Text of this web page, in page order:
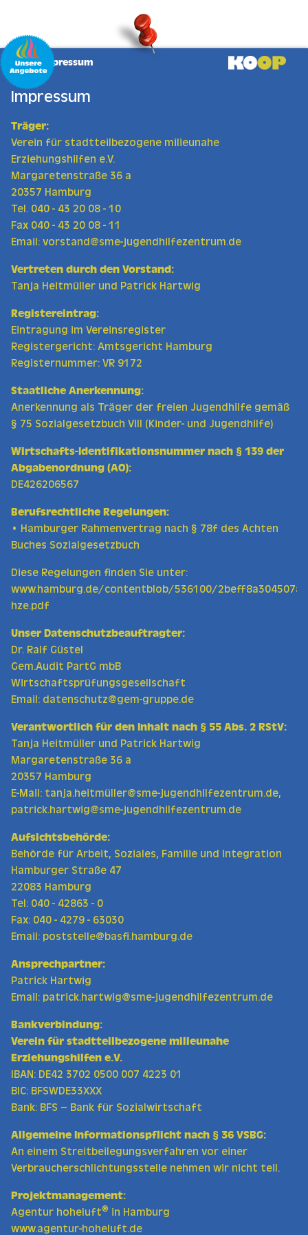
Zum Hauptinhalt springen
Impressum
Impressum
Träger:
Verein für stadtteilbezogene milieunahe
Erziehungshilfen e.V.
Margaretenstraße 36 a
20357 Hamburg
Tel. 040 - 43 20 08 - 10
Fax 040 - 43 20 08 - 11
Email: vorstand@sme-jugendhilfezentrum.de
Vertreten durch den Vorstand:
Tanja Heitmüller und Patrick Hartwig
Registereintrag:
Eintragung im Vereinsregister
Registergericht: Amtsgericht Hamburg
Registernummer: VR 9172
Staatliche Anerkennung:
Anerkennung als Träger der freien Jugendhilfe gemäß
§ 75 Sozialgesetzbuch VIII (Kinder- und Jugendhilfe)
Wirtschafts-Identifikationsnummer nach § 139 der
Abgabenordnung (AO):
DE426206567
Berufsrechtliche Regelungen:
• Hamburger Rahmenvertrag nach § 78f des Achten
Buches Sozialgesetzbuch
Diese Regelungen finden Sie unter:
www.hamburg.de/contentblob/536100/
hze.pdf
Unser Datenschutzbeauftragter:
Dr. Ralf Güstel
Gem.Audit PartG mbB
Wirtschaftsprüfungsgesellschaft
Email: datenschutz@gem-gruppe.de
Verantwortlich für den Inhalt nach § 55 Abs. 2 RStV:
Tanja Heitmüller und Patrick Hartwig
Margaretenstraße 36 a
20357 Hamburg
E-Mail: tanja.heitmüller@sme-jugendhilfezentrum.de,
patrick.hartwig@sme-jugendhilfezentrum.de
Aufsichtsbehörde:
Behörde für Arbeit, Soziales, Familie und Integration
Hamburger Straße 47
22083 Hamburg
Tel: 040 - 42863 - 0
Fax: 040 - 4279 - 63030
Email: poststelle@basfi.hamburg.de
Ansprechpartner:
Patrick Hartwig
Email: patrick.hartwig@sme-jugendhilfezentrum.de
Bankverbindung:
Verein für stadtteilbezogene milieunahe
Erziehungshilfen e.V.
IBAN: DE42 3702 0500 007 4223 01
BIC: BFSWDE33XXX
Bank: BFS – Bank für Sozialwirtschaft
Allgemeine Informationspflicht nach § 36 VSBG:
An einem Streitbeilegungsverfahren vor einer
Verbraucherschlichtungsstelle nehmen wir nicht teil.
Projektmanagement:
Agentur hoheluft® in Hamburg
www.agentur-hoheluft.de